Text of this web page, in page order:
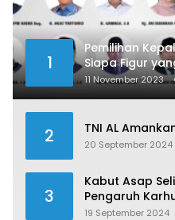
1
Pemilihan
Siapa Figur
Publik?
11 November 2023
2 TNI AL
20 September 2024
3
Kabut Asap
Pengaruh
19 September 2024